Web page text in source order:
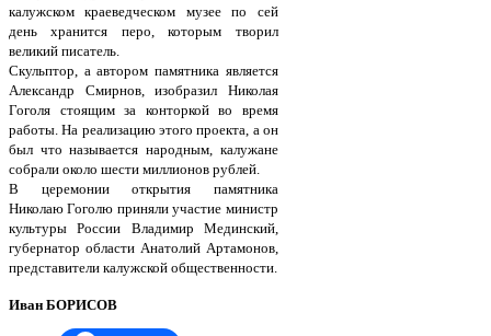
калужском краеведческом музее по сей
день хранится перо, которым творил
великий писатель.
Скульптор, а автором памятника является
Александр Смирнов, изобразил Николая
Гоголя стоящим за конторкой во время
работы. На реализацию этого проекта, а он
был что называется народным, калужане
собрали около шести миллионов рублей.
В церемонии открытия памятника
Николаю Гоголю приняли участие министр
культуры России Владимир Мединский,
губернатор области Анатолий Артамонов,
представители калужской общественности.
Иван БОРИСОВ